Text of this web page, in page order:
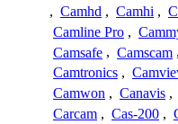
, Camhd , Camhi ,
Camline Pro ,
Camsafe , Camscam ,
Camtronics ,
Camwon , Canavis ,
Carcam , Cas-200 ,